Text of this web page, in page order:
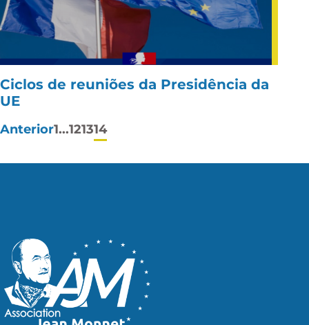
Ciclos de reuniões da Presidência da
UE
Paginação
Anterior1...121314